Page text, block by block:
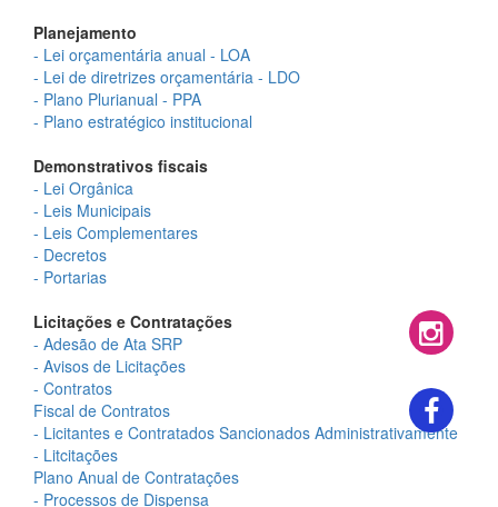
Planejamento
- Lei orçamentária anual - LOA
- Lei de diretrizes orçamentária - LDO
- Plano Plurianual - PPA
- Plano estratégico institucional
Demonstrativos fiscais
- Lei Orgânica
- Leis Municipais
- Leis Complementares
- Decretos
- Portarias
Licitações e Contratações
- Adesão de Ata SRP
- Avisos de Licitações
- Contratos
Fiscal de Contratos
- Licitantes e Contratados Sancionados Administrativamente
- Litcitações
Plano Anual de Contratações
- Processos de Dispensa